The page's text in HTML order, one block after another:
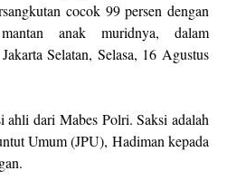
cocok 99 persen dengan
anak muridnya, dalam
Selatan, Selasa, 16 Agustus
ahli dari Mabes Polri. Saksi adalah
Umum (JPU), Hadiman kepada